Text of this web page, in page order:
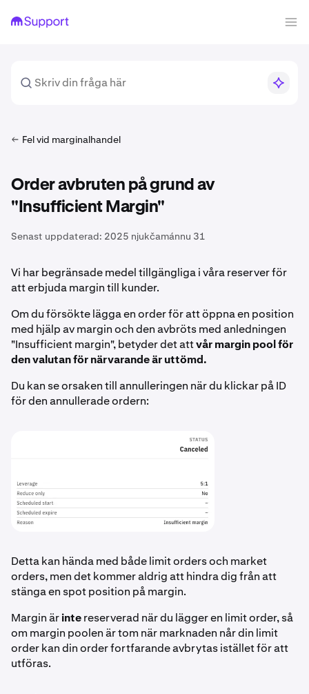
Fel vid marginalhandel
Order avbruten på grund av
"Insufficient Margin"
Senast uppdaterad: 2025 njukčamánnu 31
Vi har begränsade medel tillgängliga i våra reserver för
att erbjuda margin till kunder.
Om du försökte lägga en order för att öppna en position
med hjälp av margin och den avbröts med anledningen
"Insufficient margin", betyder det attvår margin pool för
den valutan för närvarande är uttömd.
Du kan se orsaken till annulleringen när du klickar på ID
för den annullerade ordern:
Detta kan hända med både limit orders och market
orders, men det kommer aldrig att hindra dig från att
stänga en spot position på margin.
Margin ärintereserverad när du lägger en limit order, så
om margin poolen är tom när marknaden når din limit
order kan din order fortfarande avbrytas istället för att
utföras.